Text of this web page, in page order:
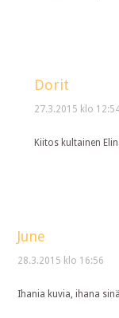
Dorit
27.3.2015 klo
Kiitos kultainen
June
28.3.2015 klo 16:56
Ihania kuvia, ihana